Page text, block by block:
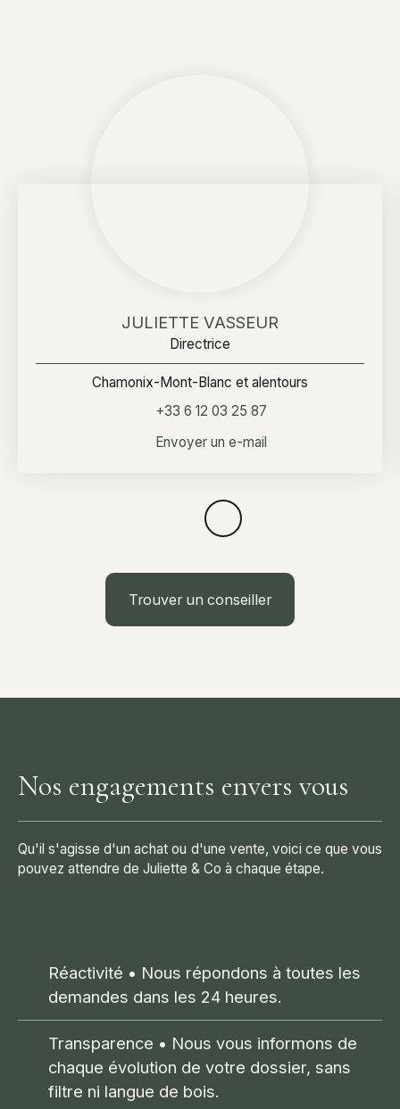
JULIETTE VASSEUR
Directrice
Chamonix-Mont-Blanc et alentours
+33 6 12 03 25 87
Envoyer un e-mail
Trouver un conseiller
Nos engagements envers vous
Qu'il s'agisse d'un achat ou d'une vente, voici ce que vous
pouvez attendre de Juliette & Co à chaque étape.
Réactivité • Nous répondons à toutes les
demandes dans les 24 heures.
Transparence • Nous vous informons de
chaque évolution de votre dossier, sans
filtre ni langue de bois.